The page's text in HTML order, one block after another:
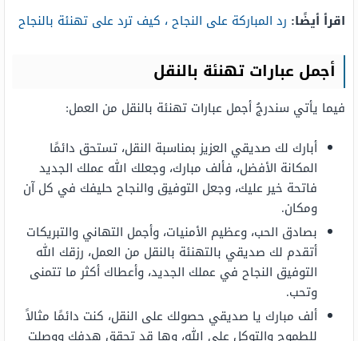
اقرأ أيضًا: رد المباركة على النجاح ، كيف ترد على تهنئة بالنجاح
أجمل عبارات تهنئة بالنقل
فيما يأتي سندرجُ أجمل عبارات تهنئة بالنقل من العمل:
أبارك لك صديقي العزيز بمناسبة النقل، تستحق دائمًا
المكانة الأفضل، فألف مبارك، وجعلك الله عملك الجديد
فاتحة خير عليك، وجعل التوفيق والنجاح حليفك في كل آن
ومكان.
بصادق الحب، وعظيم الأمنيات، وأجمل التهاني والتبريكات
أتقدم لك صديقي بالتهنئة بالنقل من العمل، رزقك الله
التوفيق النجاح في عملك الجديد، وأعطاك أكثر ما تتمنى
وتحب.
ألف مبارك يا صديقي حصولك على النقل، كنت دائمًا مثالاً
للطموح والتوكل على الله، وها قد تحقق هدفك ووصلت